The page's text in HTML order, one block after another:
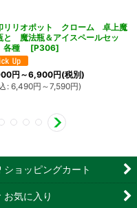
リリオポット クローム 卓上魔
と 魔法瓶＆アイスペールセッ
各種
[P306]
円 ～6,900円(税別)
: 6,490円 ～7,590円)
ショッピングカート
お気に入り